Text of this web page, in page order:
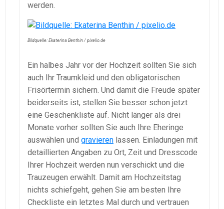
werden.
Bildquelle: Ekaterina Benthin / pixelio.de
Ein halbes Jahr vor der Hochzeit sollten Sie sich
auch Ihr Traumkleid und den obligatorischen
Frisörtermin sichern. Und damit die Freude später
beiderseits ist, stellen Sie besser schon jetzt
eine Geschenkliste auf. Nicht länger als drei
Monate vorher sollten Sie auch Ihre Eheringe
auswählen und gravieren lassen. Einladungen mit
detaillierten Angaben zu Ort, Zeit und Dresscode
Ihrer Hochzeit werden nun verschickt und die
Trauzeugen erwählt. Damit am Hochzeitstag
nichts schiefgeht, gehen Sie am besten Ihre
Checkliste ein letztes Mal durch und vertrauen